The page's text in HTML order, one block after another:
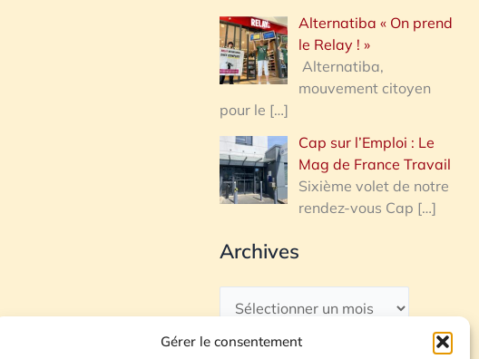
Gérer le consentement
Alternatiba « On prend
le Relay ! »
Alternatiba,
mouvement citoyen
pour le […]
Cap sur l’Emploi : Le
Mag de France Travail
Sixième volet de notre
rendez-vous Cap […]
Archives